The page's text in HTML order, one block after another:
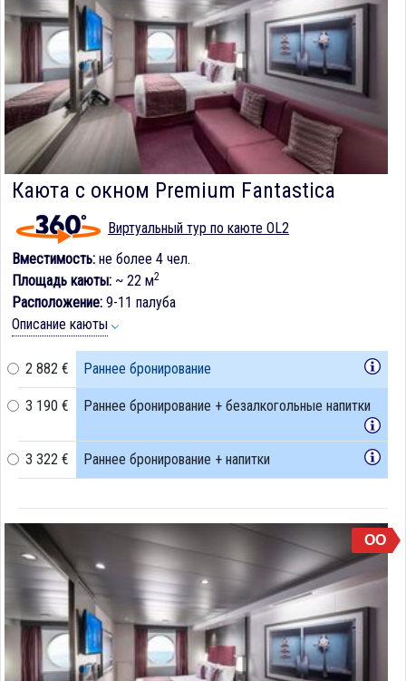
Каюта с окном Premium Fantastica
Виртуальный тур по каюте OL2
Вместимость: не более 4 чел.
Площадь каюты: ~ 22 м2
Расположение: 9-11 палуба
Описание каюты
2 882 € Раннее бронирование
3 190 € Раннее бронирование + безалкогольные напитки
3 322 € Раннее бронирование + напитки
OO